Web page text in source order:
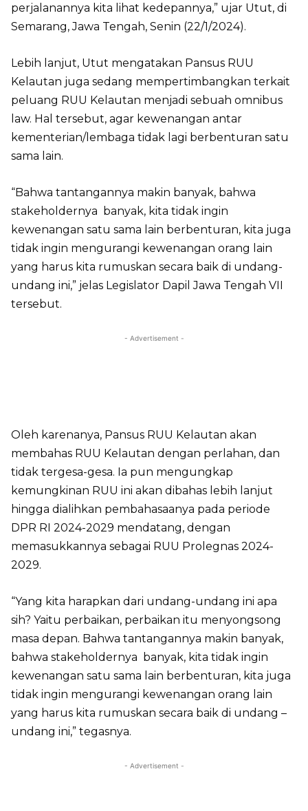
perjalanannya kita lihat kedepannya,” ujar Utut, di
Semarang, Jawa Tengah, Senin (22/1/2024).
Lebih lanjut, Utut mengatakan Pansus RUU
Kelautan juga sedang mempertimbangkan terkait
peluang RUU Kelautan menjadi sebuah omnibus
law. Hal tersebut, agar kewenangan antar
kementerian/lembaga tidak lagi berbenturan satu
sama lain.
“Bahwa tantangannya makin banyak, bahwa
stakeholdernya banyak, kita tidak ingin
kewenangan satu sama lain berbenturan, kita juga
tidak ingin mengurangi kewenangan orang lain
yang harus kita rumuskan secara baik di undang-
undang ini,” jelas Legislator Dapil Jawa Tengah VII
tersebut.
- Advertisement -
Oleh karenanya, Pansus RUU Kelautan akan
membahas RUU Kelautan dengan perlahan, dan
tidak tergesa-gesa. Ia pun mengungkap
kemungkinan RUU ini akan dibahas lebih lanjut
hingga dialihkan pembahasaanya pada periode
DPR RI 2024-2029 mendatang, dengan
memasukkannya sebagai RUU Prolegnas 2024-
2029.
“Yang kita harapkan dari undang-undang ini apa
sih? Yaitu perbaikan, perbaikan itu menyongsong
masa depan. Bahwa tantangannya makin banyak,
bahwa stakeholdernya banyak, kita tidak ingin
kewenangan satu sama lain berbenturan, kita juga
tidak ingin mengurangi kewenangan orang lain
yang harus kita rumuskan secara baik di undang –
undang ini,” tegasnya.
- Advertisement -